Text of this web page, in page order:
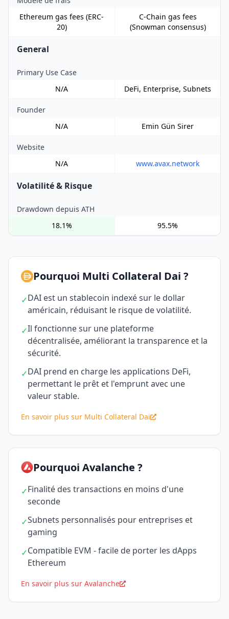
Ethereum gas fees (ERC-
20)
C-Chain gas fees
(Snowman consensus)
General
Primary Use Case
N/A
DeFi, Enterprise, Subnets
Founder
N/A
Emin Gün Sirer
Website
N/A
www.avax.network
Volatilité & Risque
Drawdown depuis ATH
18.1%
95.5%
Pourquoi Multi Collateral Dai ?
✓DAI est un stablecoin indexé sur le dollar
américain, réduisant le risque de volatilité.
✓Il fonctionne sur une plateforme
décentralisée, améliorant la transparence et la
sécurité.
✓DAI prend en charge les applications DeFi,
permettant le prêt et l'emprunt avec une
valeur stable.
En savoir plus sur Multi Collateral Dai
Pourquoi Avalanche ?
✓Finalité des transactions en moins d'une
seconde
✓Subnets personnalisés pour entreprises et
gaming
✓Compatible EVM - facile de porter les dApps
Ethereum
En savoir plus sur Avalanche